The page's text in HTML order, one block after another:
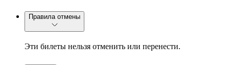
Правила отмены
Эти билеты нельзя отменить или перенести.